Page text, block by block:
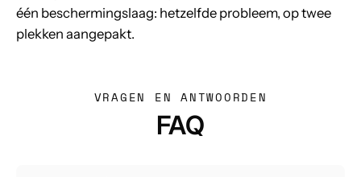
één beschermingslaag: hetzelfde probleem, op twee
plekken aangepakt.
VRAGEN EN ANTWOORDEN
FAQ